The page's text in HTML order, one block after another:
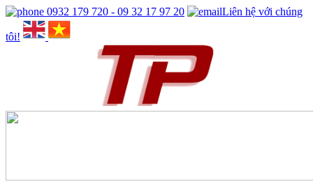
0932 179 720 - 09 32 17 97 20 Liên hệ với chúng
tôi!